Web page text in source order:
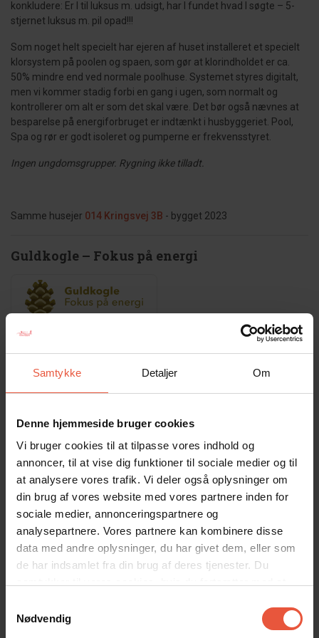
Samtykke Detaljer Om
Denne hjemmeside bruger cookies
Vi bruger cookies til at tilpasse vores indhold og
annoncer, til at vise dig funktioner til sociale medier og til
at analysere vores trafik. Vi deler også oplysninger om
din brug af vores website med vores partnere inden for
sociale medier, annonceringspartnere og
analysepartnere. Vores partnere kan kombinere disse
data med andre oplysninger, du har givet dem, eller som
de har indsamlet fra din brug af deres tjenester. Du
Nødvendig
konkludere: Er I til luksus m. udsigt, har I fundet hvad I søgte – 5-
stjernet luksus m. pil opad!!!
Som noget helt specielt har ejeren af huset installeret et specielt
klorsystem på poolen og spaen, som gør at klorindholdet er ca.
50% mindre end ved normale poolhuse. Systemet styres digitalt,
men vi kommer stadig forbi en gang i ugen, som normalt og
kontrollerer om alt er som det skal være. Det bør også nævnes at
besparelse på energiforbruget er indtænkt i husbyggeriet. Pool,
Spa og rør er godt isoleret og pumperne er frekvensstyret.
Ingen ungdomsgrupper. Rygning ikke tilladt.
Samme husejer 014 Kringsvej 3B - bygget 2023
Guldkogle – Fokus på energi
Feriehuse, der er godkendt til Guldkogle – Fokus på energi,
opfylder de skrappeste krav til isolering, energimærke for hårde
hvidevarer samt mindst 4 tilvalg inden for isolering/vinduer,
Energioptimeret ifht.:
Isolering i ydervægge, gulv og loftet
Kvaliteten af glas i vinduer og døre
100 % effektiv opvarmning med varmepumpe eller
fjernvarme
Belysning med LED-andel på min. 90%.
Energieffektive apparater:
Energimærke for vandvarmer, køleskab, opvaskemaskine,
Andre tiltag som feriehusene opfylder: